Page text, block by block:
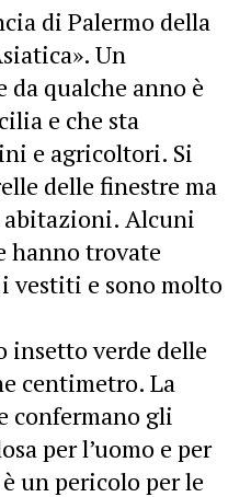
di Palermo della
Un
qualche anno è
e che sta
e agricoltori. Si
delle finestre ma
Alcuni
hanno trovate
vestiti e sono molto
insetto verde delle
centimetro. La
confermano gli
per l’uomo e per
un pericolo per le